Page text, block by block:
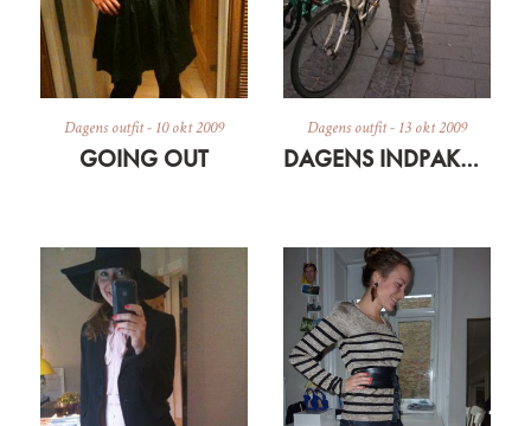
Dagens outfit- 10 okt 2009
GOING OUT
Dagens outfit- 13 okt 2009
DAGENS INDPAKNING AF FORKØLET EMILY